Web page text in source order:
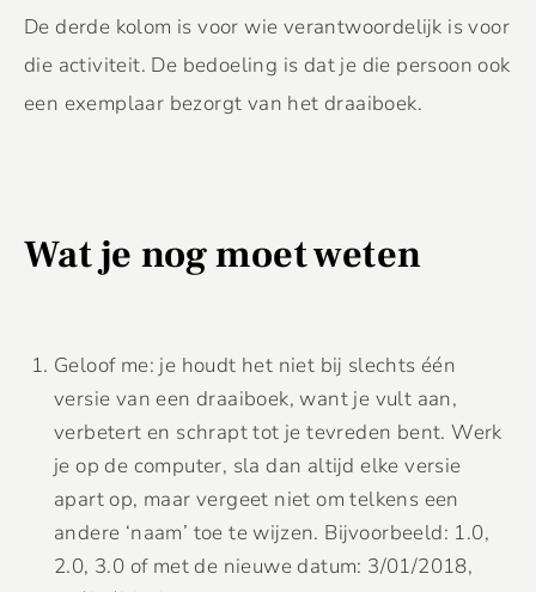
De derde kolom is voor wie verantwoordelijk is voor
die activiteit. De bedoeling is dat je die persoon ook
een exemplaar bezorgt van het draaiboek.
Wat je nog moet weten
Geloof me: je houdt het niet bij slechts één
versie van een draaiboek, want je vult aan,
verbetert en schrapt tot je tevreden bent. Werk
je op de computer, sla dan altijd elke versie
apart op, maar vergeet niet om telkens een
andere ‘naam’ toe te wijzen. Bijvoorbeeld: 1.0,
2.0, 3.0 of met de nieuwe datum: 3/01/2018,